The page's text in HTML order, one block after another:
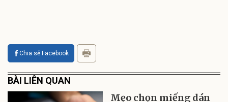
Chia sẻ Facebook
BÀI LIÊN QUAN
Mẹo chọn miếng dán